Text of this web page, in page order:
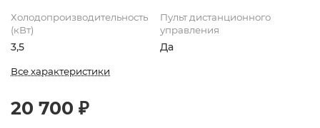
Холодопроизводительность
(кВт)
3,5
Пульт дистанционного
управления
Да
Все характеристики
20 700 ₽